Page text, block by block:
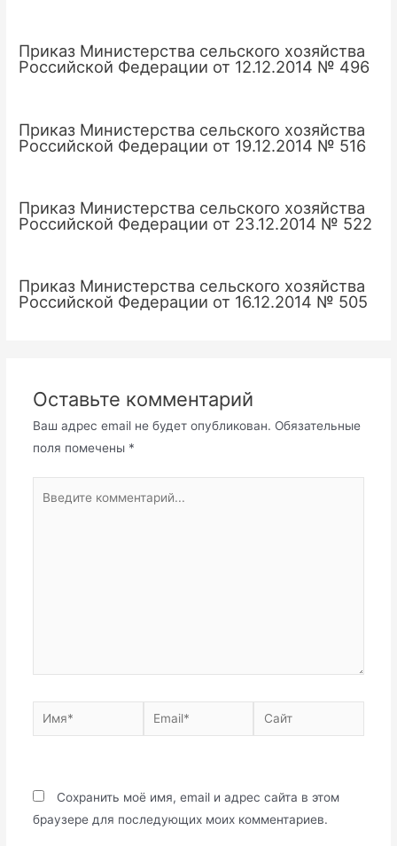
Приказ Министерства сельского хозяйства
Российской Федерации от 12.12.2014 № 496
Приказ Министерства сельского хозяйства
Российской Федерации от 19.12.2014 № 516
Приказ Министерства сельского хозяйства
Российской Федерации от 23.12.2014 № 522
Приказ Министерства сельского хозяйства
Российской Федерации от 16.12.2014 № 505
Оставьте комментарий
Ваш адрес email не будет опубликован. Обязательные
поля помечены *
Имя* Email* Сайт
Сохранить моё имя, email и адрес сайта в этом
браузере для последующих моих комментариев.